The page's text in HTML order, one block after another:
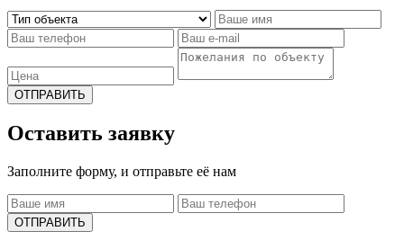
ОТПРАВИТЬ
Оставить заявку
Заполните форму, и отправьте её нам
ОТПРАВИТЬ